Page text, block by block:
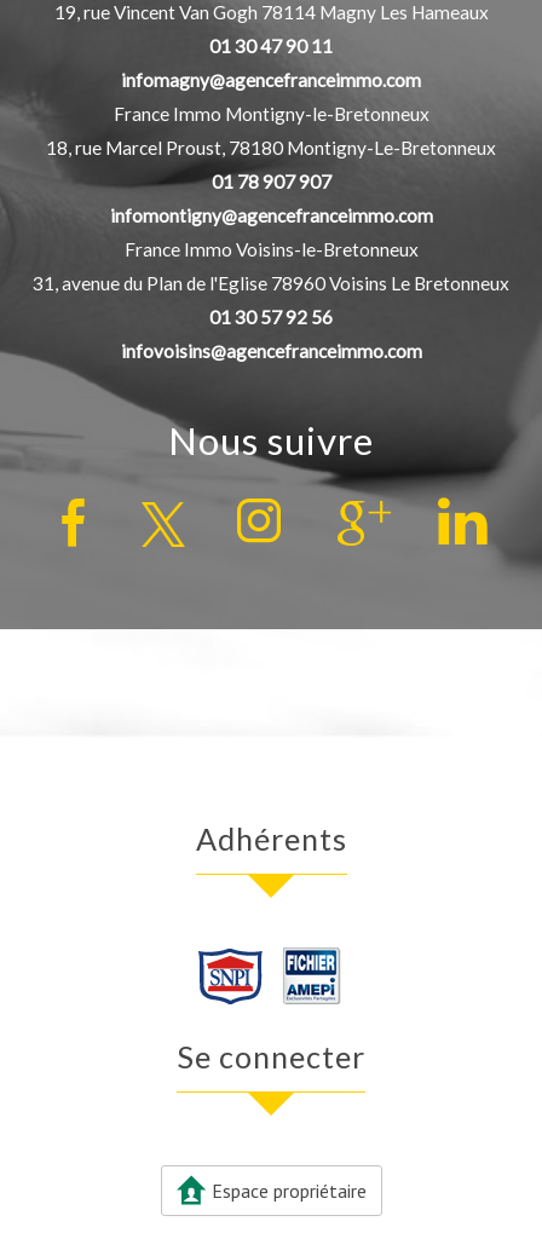
19, rue Vincent Van Gogh 78114 Magny Les Hameaux
01 30 47 90 11
infomagny@agencefranceimmo.com
France Immo Montigny-le-Bretonneux
18, rue Marcel Proust, 78180 Montigny-Le-Bretonneux
01 78 907 907
infomontigny@agencefranceimmo.com
France Immo Voisins-le-Bretonneux
31, avenue du Plan de l'Eglise 78960Voisins Le Bretonneux
01 30 57 92 56
infovoisins@agencefranceimmo.com
Nous suivre
Adhérents
Se connecter
Espace propriétaire